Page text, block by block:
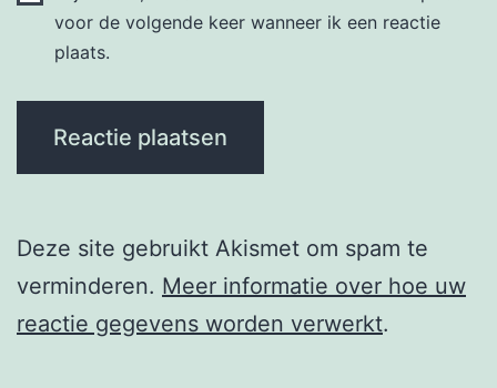
voor de volgende keer wanneer ik een reactie
plaats.
Deze site gebruikt Akismet om spam te
verminderen. Meer informatie over hoe uw
reactie gegevens worden verwerkt.